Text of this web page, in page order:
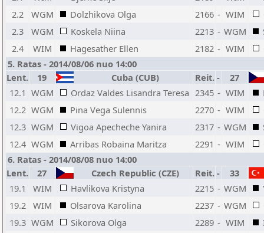
2.2
WGM Dolzhikova Olga 2166 - WIM
2.3
WGM Koskela Niina 2213 - WGM
2.4
WIM Hagesather Ellen 2182 - WIM
5. Ratas - 2014/08/06 nuo 14:00
Lent.
19 Cuba (CUB) Reit. -
27
12.1 WGM Ordaz Valdes Lisandra Teresa 2345 - WIM
12.2 WGM Pina Vega Sulennis 2270 - WIM
12.3 WGM Vigoa Apecheche Yanira 2317 - WGM
12.4 WGM Arribas Robaina Maritza 2291 - WIM
6. Ratas - 2014/08/08 nuo 14:00
Lent.
27 Czech Republic (CZE) Reit. -
33
19.1
WIM Havlikova Kristyna 2215 - WGM
19.2 WIM Olsarova Karolina 2237 - WGM
19.3 WGM Sikorova Olga 2289 - WIM